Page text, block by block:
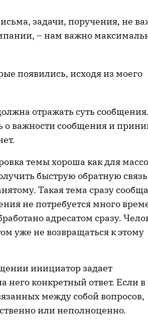
задачи, поручения, не
– нам важно
появились, исходя из моего
отражать суть сообщения.
о важности сообщения и
темы хороша как для
быструю обратную
Такая тема сразу
не потребуется много
адресатом сразу.
уже не возвращаться к этому
инициатор задает
него конкретный ответ. Если в
между собой вопросов,
или неполноценно.